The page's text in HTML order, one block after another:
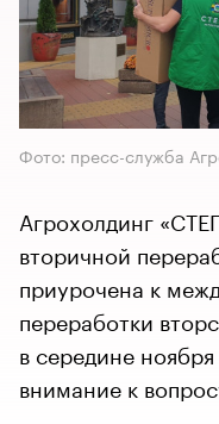
Фото: пресс-служба
Агрохолдинг
вторичной
приурочена к
переработки
в середине
внимание к